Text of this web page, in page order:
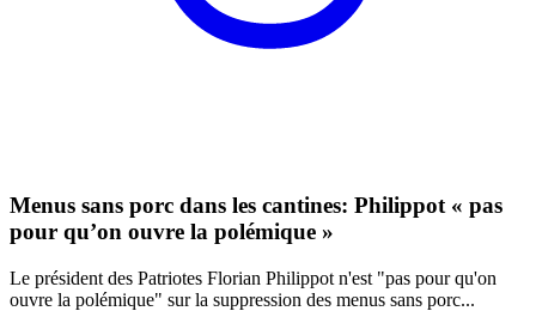
Menus sans porc dans les cantines: Philippot « pas
pour qu’on ouvre la polémique »
Le président des Patriotes Florian Philippot n'est "pas pour qu'on
ouvre la polémique" sur la suppression des menus sans porc...